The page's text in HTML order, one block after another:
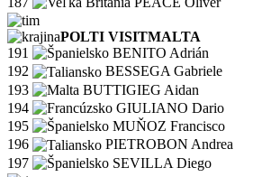
POLTI VISITMALTA
191
BENITO Adrián
192
BESSEGA Gabriele
193
BUTTIGIEG Aidan
194
GIULIANO Dario
195
MUŇOZ Francisco
196
PIETROBON Andrea
197
SEVILLA Diego